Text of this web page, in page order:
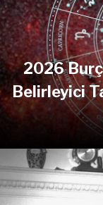
2026 Burç
Belirleyici